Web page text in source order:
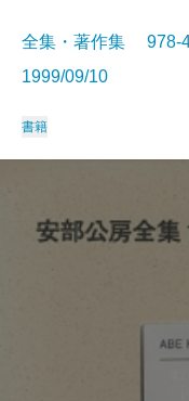
全集・著作集
1999/09/10
書籍